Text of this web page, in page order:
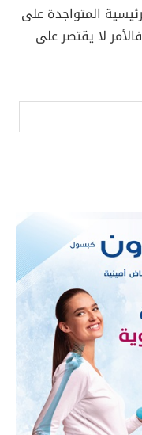
المتواجدة على
لا يقتصر على